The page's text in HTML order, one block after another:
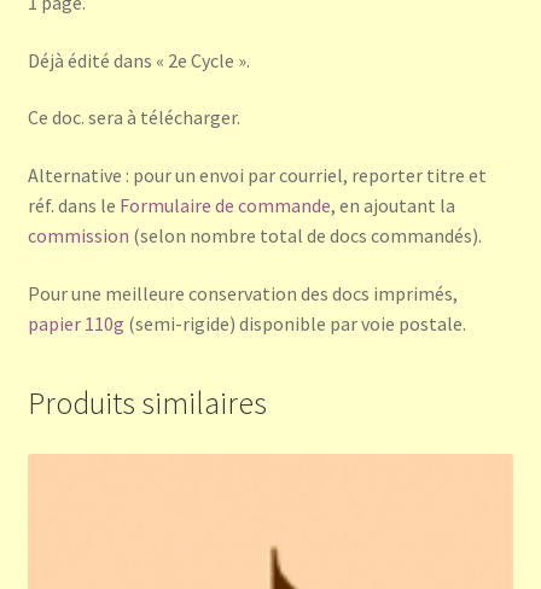
Déjà édité dans « 2e Cycle ».
Ce doc. sera à télécharger.
Alternative : pour un envoi par courriel, reporter titre et
réf. dans le Formulaire de commande, en ajoutant la
commission (selon nombre total de docs commandés).
Pour une meilleure conservation des docs imprimés,
papier 110g (semi-rigide) disponible par voie postale.
Produits similaires